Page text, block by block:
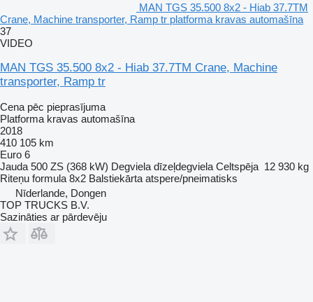
MAN TGS 35.500 8x2 - Hiab 37.7TM
Crane, Machine transporter, Ramp tr platforma kravas automašīna
37
VIDEO
MAN TGS 35.500 8x2 - Hiab 37.7TM Crane, Machine
transporter, Ramp tr
Cena pēc pieprasījuma
Platforma kravas automašīna
2018
410 105 km
Euro 6
Jauda 500 ZS (368 kW) Degviela dīzeļdegviela Celtspēja 12 930 kg
Riteņu formula 8x2 Balstiekārta atspere/pneimatisks
Nīderlande, Dongen
TOP TRUCKS B.V.
Sazināties ar pārdevēju